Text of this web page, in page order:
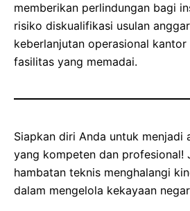
memberikan perlindungan bagi
risiko diskualifikasi usulan
keberlanjutan operasional
fasilitas yang memadai.
Siapkan diri Anda untuk menjadi
yang kompeten dan profesional!
hambatan teknis menghalangi
dalam mengelola kekayaan